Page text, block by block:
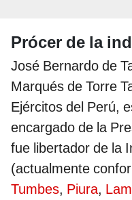
Prócer de la
José Bernardo de
Marqués de Torre
Ejércitos del Perú,
encargado de la
fue libertador de la
(actualmente
Tumbes, Piura,